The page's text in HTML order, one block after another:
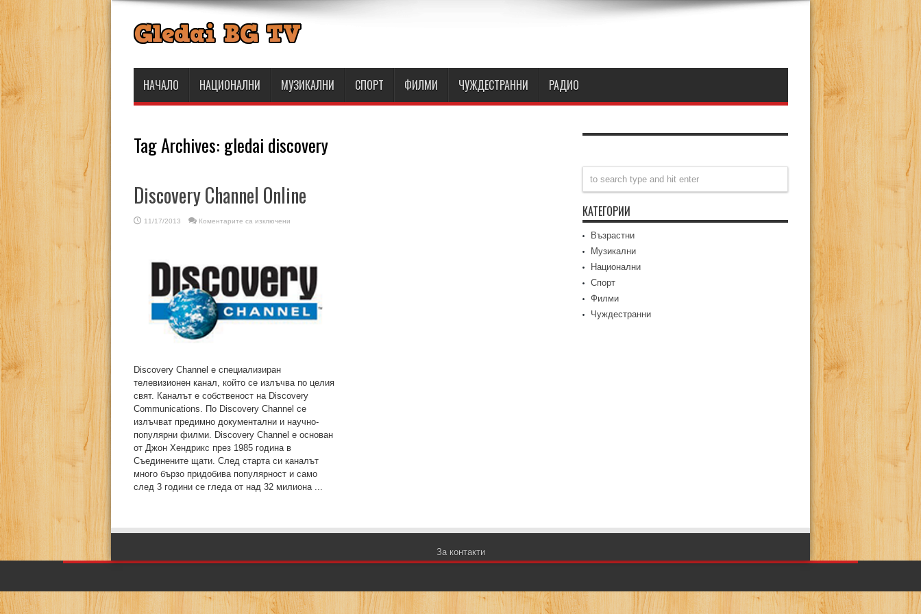
НАЧАЛО НАЦИОНАЛНИ МУЗИКАЛНИ СПОРТ ФИЛМИ ЧУЖДЕСТРАННИ РАДИО
Tag Archives: gledai discovery
Discovery Channel Online
11/17/2013 Коментарите са изключениза
Discovery Channel е специализиран
телевизионен канал, който се излъчва по целия
свят. Каналът е собственост на Discovery
Communications. По Discovery Channel се
излъчват предимно документални и научно-
популярни филми. Discovery Channel е основан
от Джон Хендрикс през 1985 година в
Съединените щати. След старта си каналът
много бързо придобива популярност и само
след 3 години се гледа от над 32 милиона ...
КАТЕГОРИИ
Възрастни
Музикални
Национални
Спорт
Филми
Чуждестранни
За контакти